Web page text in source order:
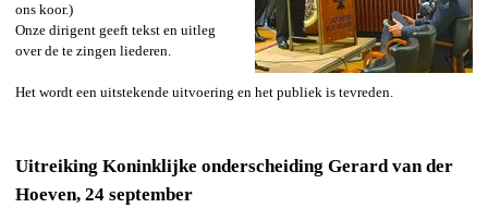
ons koor.)
Onze dirigent geeft tekst en uitleg
over de te zingen liederen.
Het wordt een uitstekende uitvoering en het publiek is tevreden.
Uitreiking Koninklijke onderscheiding Gerard van der
Hoeven, 24 september